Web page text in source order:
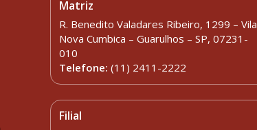
Matriz
R. Benedito Valadares Ribeiro, 1299 – Vila
Nova Cumbica – Guarulhos – SP, 07231-
010
Telefone:(11) 2411-2222
Filial